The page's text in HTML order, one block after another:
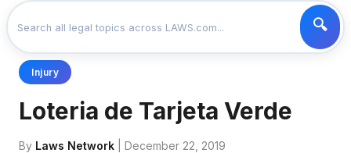
Injury
Loteria de Tarjeta Verde
By Laws Network | December 22, 2019